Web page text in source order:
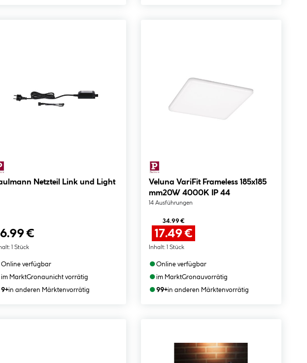
Netzteil Link und Light
€
1 Stück
Online verfügbar
im MarktGronaunicht vorrätig
9+in anderen Märktenvorrätig
Veluna VariFit Frameless 185x185
mm20W 4000K IP 44
14 Ausführungen
34.99 €
17.49 €
Inhalt: 1 Stück
●Online verfügbar
●im MarktGronauvorrätig
●99+in anderen Märktenvorrätig